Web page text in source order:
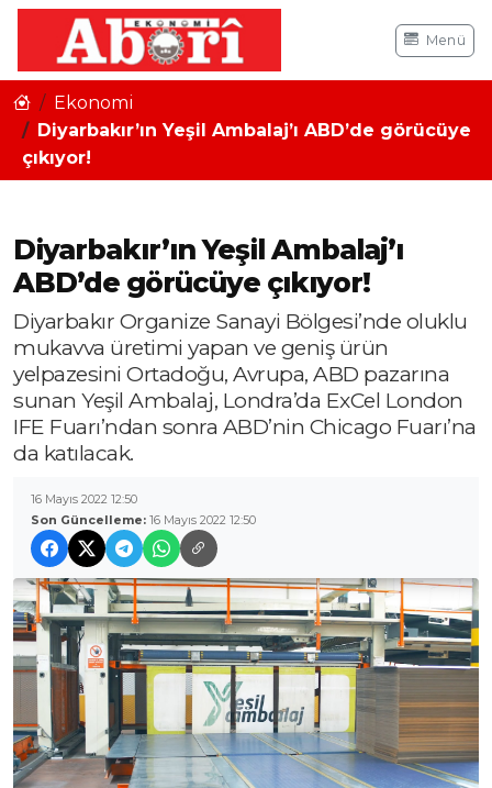
Menü
Ekonomi
Diyarbakır’ın Yeşil Ambalaj’ı ABD’de görücüye
çıkıyor!
Diyarbakır’ın Yeşil Ambalaj’ı
ABD’de görücüye çıkıyor!
Diyarbakır Organize Sanayi Bölgesi’nde oluklu
mukavva üretimi yapan ve geniş ürün
yelpazesini Ortadoğu, Avrupa, ABD pazarına
sunan Yeşil Ambalaj, Londra’da ExCel London
IFE Fuarı’ndan sonra ABD’nin Chicago Fuarı’na
da katılacak.
16 Mayıs 2022 12:50
Son Güncelleme: 16 Mayıs 2022 12:50